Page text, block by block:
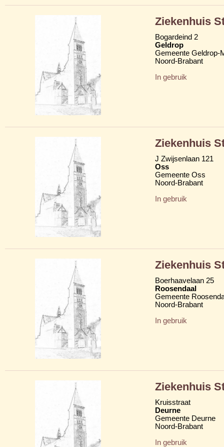
Ziekenhuis
Bogardeind 2
Geldrop
Gemeente Geldrop-
Noord-Brabant
In gebruik
Ziekenhuis
J Zwijsenlaan 121
Oss
Gemeente Oss
Noord-Brabant
In gebruik
Ziekenhuis
Boerhaavelaan 25
Roosendaal
Gemeente
Noord-Brabant
In gebruik
Ziekenhuis
Kruisstraat
Deurne
Gemeente Deurne
Noord-Brabant
In gebruik